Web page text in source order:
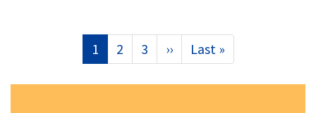
Current
page
1 Page
2 Page
3
Next
page
››
Last
page
Last »